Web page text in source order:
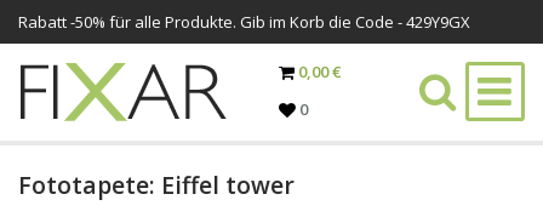
Rabatt -50% für alle Produkte. Gib im Korb die Code - 429Y9GX
0,00 €
0
Fototapete: Eiffel tower